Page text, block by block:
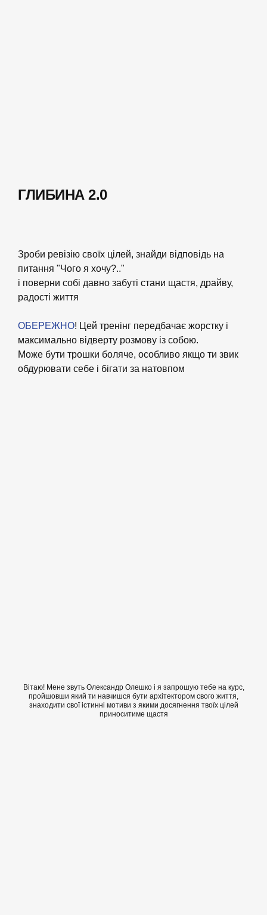
ГЛИБИНА 2.0
Зроби ревізію своїх цілей, знайди відповідь на
питання "Чого я хочу?.."
і поверни собі давно забуті стани щастя, драйву,
радості життя
ОБЕРЕЖНО! Цей тренінг передбачає жорстку і
максимально відверту розмову із собою.
Може бути трошки боляче, особливо якщо ти звик
обдурювати себе і бігати за натовпом
Вітаю! Мене звуть Олександр Олешко і я запрошую тебе на курс,
пройшовши який ти навчишся бути архітектором свого життя,
знаходити свої істинні мотиви з якими досягнення твоїх цілей
приноситиме щастя